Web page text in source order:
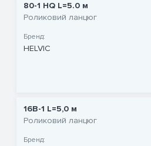
80-1 HQ L=5.0 м
Роликовий ланцюг
Бренд:
HELVIC
16B-1 L=5,0 м
Роликовий ланцюг
Бренд: